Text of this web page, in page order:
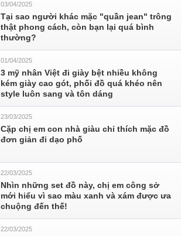
03/04/2025
Tại sao người khác mặc "quần jean" trông
thật phong cách, còn bạn lại quá bình
thường?
01/04/2025
3 mỹ nhân Việt đi giày bệt nhiều không
kém giày cao gót, phối đồ quá khéo nên
style luôn sang và tôn dáng
23/03/2025
Cặp chị em con nhà giàu chỉ thích mặc đồ
đơn giản đi dạo phố
22/03/2025
Nhìn những set đồ này, chị em công sở
mới hiểu vì sao màu xanh và xám được ưa
chuộng đến thế!
22/03/2025